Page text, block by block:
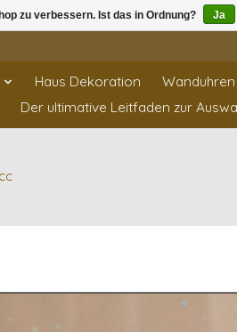
Haus Dekoration Wanduhren
Der ultimative Leitfaden zur
zu verbessern. Ist das in Ordnung? Ja